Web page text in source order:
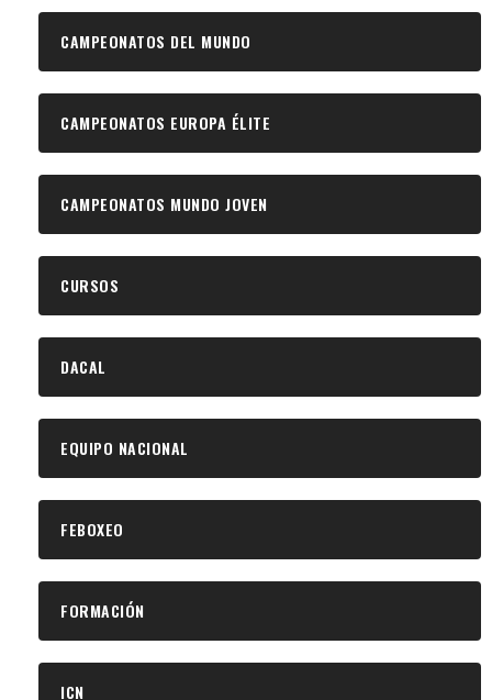
CAMPEONATOS DEL MUNDO
CAMPEONATOS EUROPA ÉLITE
CAMPEONATOS MUNDO JOVEN
CURSOS
DACAL
EQUIPO NACIONAL
FEBOXEO
FORMACIÓN
ICN